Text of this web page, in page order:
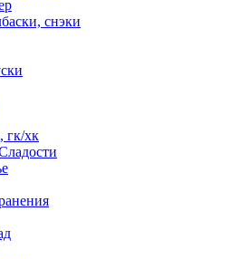
снэки
гк/хк